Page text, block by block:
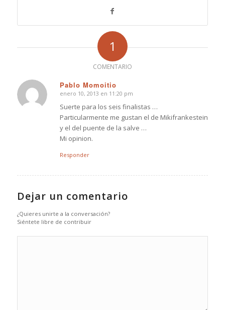
1
COMENTARIO
Pablo Momoitio
Dice:
enero 10, 2013 en 11:20 pm
Suerte para los seis finalistas …
Particularmente me gustan el de Mikifrankestein
y el del puente de la salve …
Mi opinion.
Responder
Dejar un comentario
¿Quieres unirte a la conversación?
Siéntete libre de contribuir